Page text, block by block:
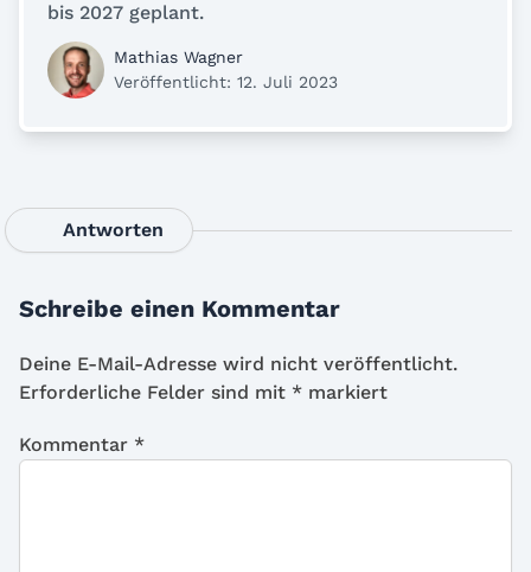
bis 2027 geplant.
Mathias Wagner
Veröffentlicht: 12. Juli 2023
Antworten
Schreibe einen Kommentar
Deine E-Mail-Adresse wird nicht veröffentlicht.
Erforderliche Felder sind mit * markiert
Kommentar *